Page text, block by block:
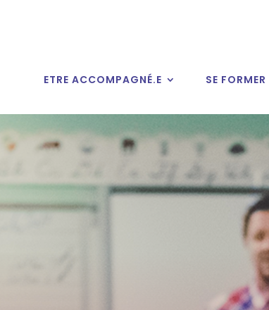
ETRE ACCOMPAGNÉ.E SE FORMER